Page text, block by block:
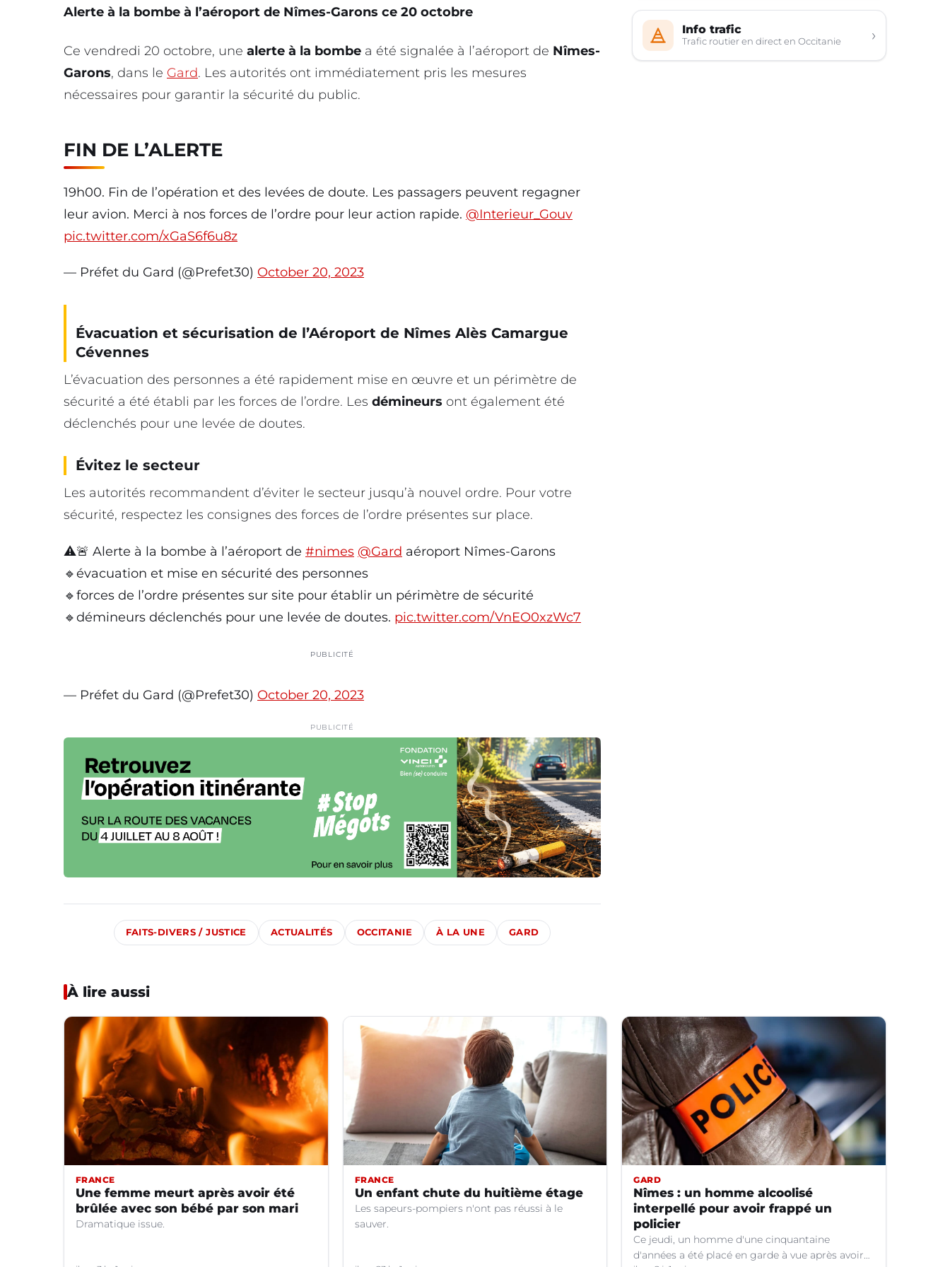
Alerte à la bombe à l’aéroport de Nîmes-Garons ce 20 octobre
Ce vendredi 20 octobre, une alerte à la bombe a été signalée à l’aéroport de Nîmes-
Garons, dans le Gard. Les autorités ont immédiatement pris les mesures
nécessaires pour garantir la sécurité du public.
FIN DE L’ALERTE
19h00. Fin de l’opération et des levées de doute. Les passagers peuvent regagner
leur avion. Merci à nos forces de l’ordre pour leur action rapide. @Interieur_Gouv
pic.twitter.com/xGaS6f6u8z
— Préfet du Gard (@Prefet30) October 20, 2023
Évacuation et sécurisation de l’Aéroport de Nîmes Alès Camargue
Cévennes
L’évacuation des personnes a été rapidement mise en œuvre et un périmètre de
sécurité a été établi par les forces de l’ordre. Les démineurs ont également été
déclenchés pour une levée de doutes.
Évitez le secteur
Les autorités recommandent d’éviter le secteur jusqu’à nouvel ordre. Pour votre
sécurité, respectez les consignes des forces de l’ordre présentes sur place.
⚠️🚨 Alerte à la bombe à l’aéroport de #nimes @Gard aéroport Nîmes-Garons
🔹évacuation et mise en sécurité des personnes
🔹forces de l’ordre présentes sur site pour établir un périmètre de sécurité
🔹démineurs déclenchés pour une levée de doutes. pic.twitter.com/VnEO0xzWc7
PUBLICITÉ
— Préfet du Gard (@Prefet30) October 20, 2023
PUBLICITÉ
FAITS-DIVERS / JUSTICE ACTUALITÉS OCCITANIE À LA UNE GARD
Info trafic
Trafic routier en direct en Occitanie ›
À lire aussi
FRANCE
Une femme meurt après avoir été
brûlée avec son bébé par son mari
Dramatique issue.
FRANCE
Un enfant chute du huitième étage
Les sapeurs-pompiers n'ont pas réussi à le
sauver.
GARD
Nîmes : un homme alcoolisé
interpellé pour avoir frappé un
policier
Ce jeudi, un homme d'une cinquantaine
d'années a été placé en garde à vue après avoir